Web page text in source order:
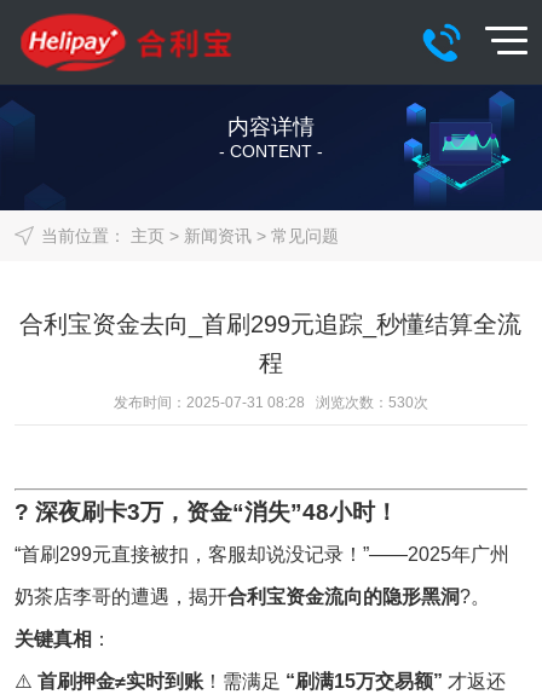
内容详情
- CONTENT -
当前位置： 主页> 新闻资讯> 常见问题
合利宝资金去向_首刷299元追踪_秒懂结算全流
程
发布时间：2025-07-31 08:28 浏览次数： 530次
? 深夜刷卡3万，资金“消失”48小时！
“首刷299元直接被扣，客服却说没记录！”——2025年广州
奶茶店李哥的遭遇，揭开合利宝资金流向的隐形黑洞?。
关键真相 ：
⚠️ 首刷押金≠实时到账！需满足 “刷满15万交易额” 才返还